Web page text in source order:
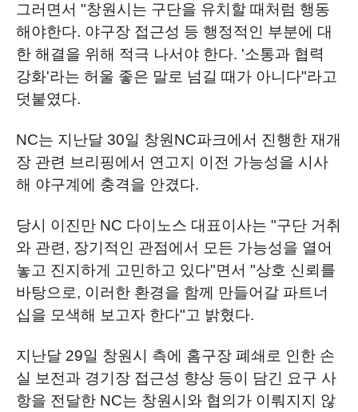
그러면서 "창원시는 구단을 유치할 때처럼 행동
해야한다. 야구장 접근성 등 행정적인 부분에 대
한 해결을 위해 적극 나서야 한다. '소통과 협력
강화'라는 허울 좋은 말로 넘길 때가 아니다"라고
덧붙였다.
NC는 지난달 30일 창원NC파크에서 진행한 재개
장 관련 브리핑에서 연고지 이전 가능성을 시사
해 야구계에 충격을 안겼다.
당시 이진만 NC 다이노스 대표이사는 "구단 거취
와 관련, 장기적인 관점에서 모든 가능성을 열어
놓고 진지하게 고민하고 있다"면서 "상호 신뢰를
바탕으로, 이러한 환경을 함께 만들어갈 파트너
십을 모색해 보고자 한다"고 밝혔다.
지난달 29일 창원시 측에 홈구장 폐쇄로 인한 손
실 보전과 경기장 접근성 향상 등이 담긴 요구 사
항을 전달한 NC는 창원시와 협의가 이뤄지지 않